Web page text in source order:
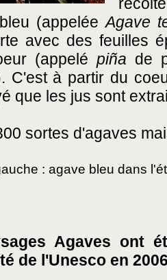
(appeléeAgave
avec des feuilles
(appelé piña de
C'est à partir du
que les jus sont
sortes d'agaves
: agave bleu dans
Agaves ont
de l'Unesco en